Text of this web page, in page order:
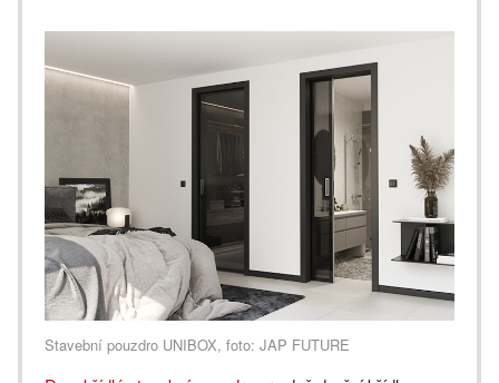
Stavební pouzdro UNIBOX, foto: JAP FUTURE